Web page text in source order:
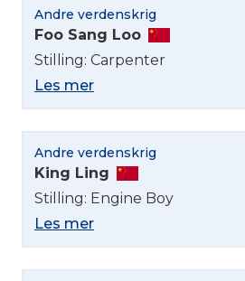
Andre verdenskrig
Foo Sang Loo
Stilling: Carpenter
Les mer
Andre verdenskrig
King Ling
Stilling: Engine Boy
Les mer